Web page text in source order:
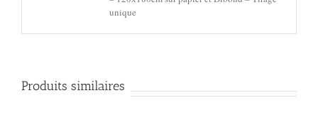
unique
Produits similaires